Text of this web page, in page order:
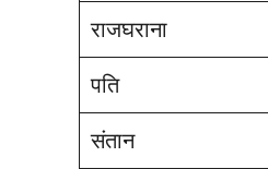
राजघराना
पति
संतान